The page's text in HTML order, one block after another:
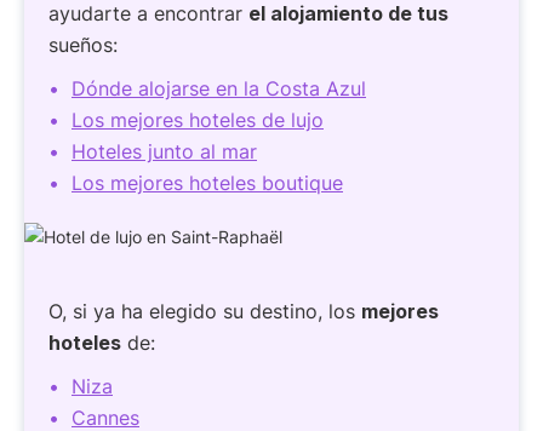
ayudarte a encontrar el alojamiento de tus
sueños:
Dónde alojarse en la Costa Azul
Los mejores hoteles de lujo
Hoteles junto al mar
Los mejores hoteles boutique
O, si ya ha elegido su destino, los mejores
hoteles de:
Niza
Cannes